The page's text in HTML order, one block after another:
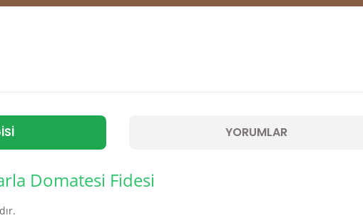
YORUMLAR
Domatesi Fidesi